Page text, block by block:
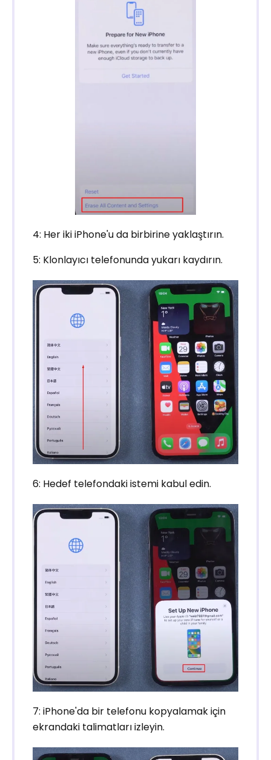
4: Her iki iPhone'u da birbirine yaklaştırın.
5: Klonlayıcı telefonunda yukarı kaydırın.
6: Hedef telefondaki istemi kabul edin.
7: iPhone'da bir telefonu kopyalamak için
ekrandaki talimatları izleyin.